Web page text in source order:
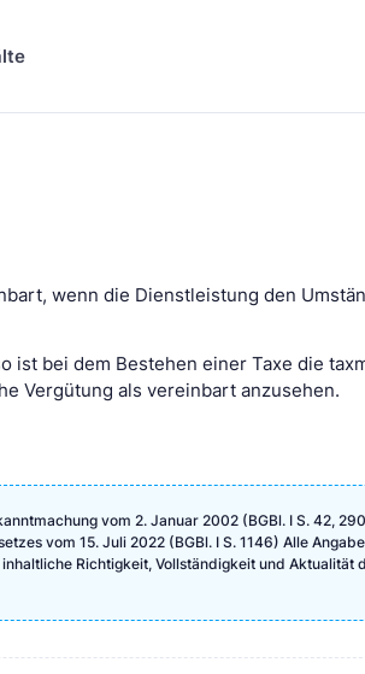
wenn die Dienstleistung den
ist bei dem Bestehen einer Taxe die
Vergütung als vereinbart anzusehen.
vom 2. Januar 2002 (BGBl. I S. 42,
vom 15. Juli 2022 (BGBl. I S. 1146) Alle
Richtigkeit, Vollständigkeit und Aktualität